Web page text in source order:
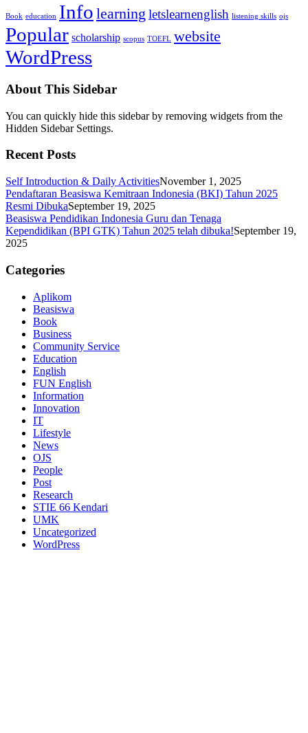
Book education Info learning letslearnenglish listening skills ojs
Popular scholarship scopus TOEFL website
WordPress
About This Sidebar
You can quickly hide this sidebar by removing widgets from the
Hidden Sidebar Settings.
Recent Posts
Self Introduction & Daily ActivitiesNovember 1, 2025
Pendaftaran Beasiswa Kemitraan Indonesia (BKI) Tahun 2025
Resmi DibukaSeptember 19, 2025
Beasiswa Pendidikan Indonesia Guru dan Tenaga
Kependidikan (BPI GTK) Tahun 2025 telah dibuka!September 19,
2025
Categories
Aplikom
Beasiswa
Book
Business
Community Service
Education
English
FUN English
Information
Innovation
IT
Lifestyle
News
OJS
People
Post
Research
STIE 66 Kendari
UMK
Uncategorized
WordPress